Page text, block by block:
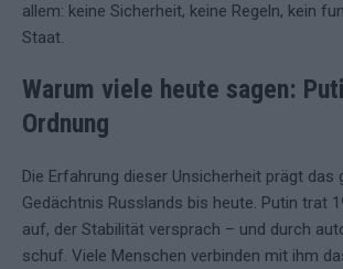
allem: keine Sicherheit, keine Regeln, kein
Staat.
Warum viele heute sagen:
Ordnung
Die Erfahrung dieser Unsicherheit prägt das
Gedächtnis Russlands bis heute. Putin trat
auf, der Stabilität versprach – und durch
schuf. Viele Menschen verbinden mit ihm